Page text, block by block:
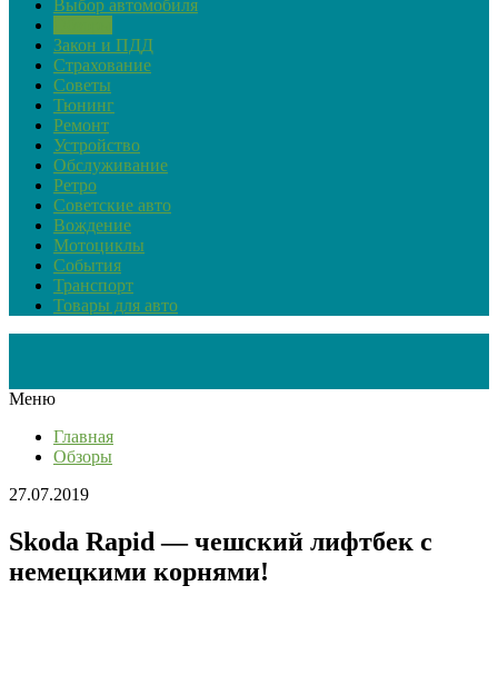
Выбор автомобиля
Закон и ПДД
Страхование
Советы
Тюнинг
Ремонт
Устройство
Обслуживание
Ретро
Советские авто
Вождение
Мотоциклы
События
Транспорт
Товары для авто
Меню
Главная
Обзоры
27.07.2019
Skoda Rapid — чешский лифтбек с
немецкими корнями!